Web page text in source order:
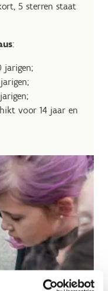
5 sterren staat
:
jarigen;
voor 14 jaar en